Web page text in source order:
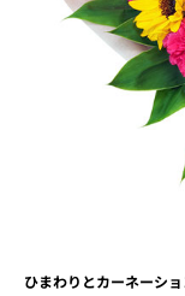
ひまわりとカーネーシ